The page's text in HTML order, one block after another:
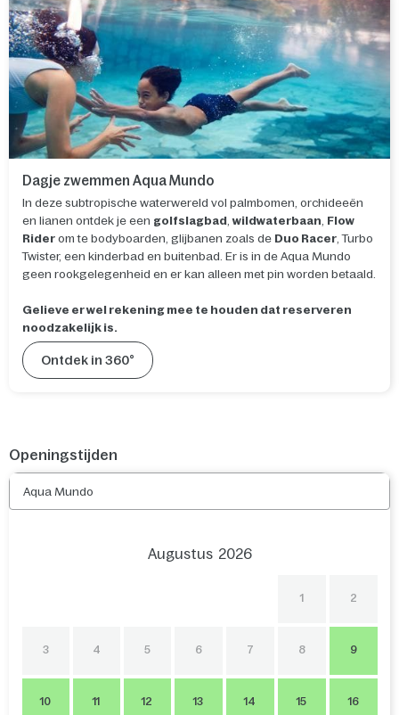
Dagje zwemmen Aqua Mundo
In deze subtropische waterwereld vol palmbomen, orchideeën
en lianen ontdek je een golfslagbad ,wildwaterbaan Flow
Rider om te bodyboarden, glijbanen zoals de Duo Racer , Turbo
Twister, een kinderbad en buitenbad. Er is in de Aqua Mundo
geen rookgelegenheid en er kan alleen met pin worden betaald.
Gelieve er wel rekening mee te houden dat reserveren
noodzakelijk is.
Ontdek in 360°
Openingstijden
Aqua Mundo
Augustus 2026
1 2
3 4 5 6 7 8 9
10 11 12 13 14 15 16